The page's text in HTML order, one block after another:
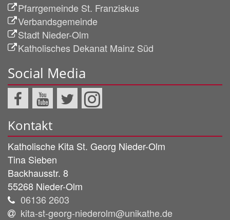
Pfarrgemeinde St. Franziskus
Verbandsgemeinde
Stadt Nieder-Olm
Katholisches Dekanat Mainz Süd
Social Media
Kontakt
Katholische Kita St. Georg Nieder-Olm
Tina Sieben
Backhausstr. 8
55268 Nieder-Olm
06136 2603
kita-st-georg-niederolm@unikathe.de